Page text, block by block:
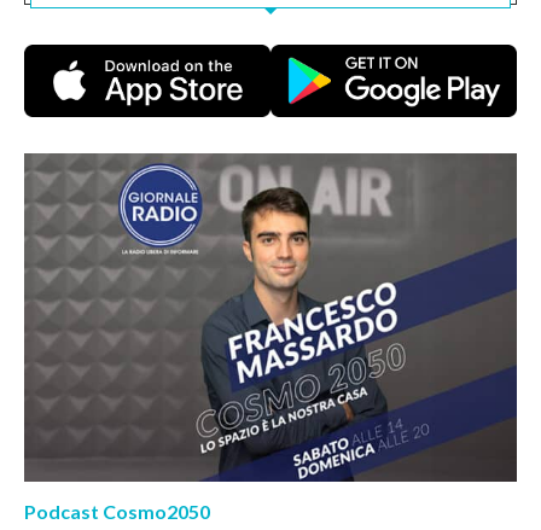
Podcast Cosmo2050